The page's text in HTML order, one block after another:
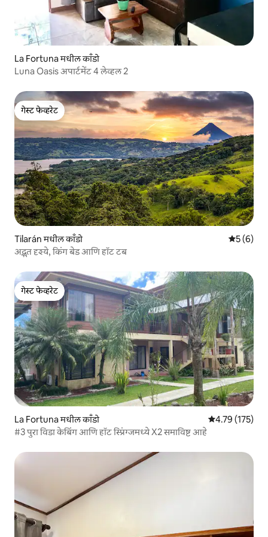
La Fortuna मधील काँडो
Luna Oasis अपार्टमेंट 4 लेव्हल 2
गेस्ट फेव्हरेट
गेस्ट फेव्हरेट
Tilarán मधील काँडो 5 पैकी 5
5 (6)
अद्भुत दृश्ये, किंग बेड आणि हॉट टब
गेस्ट फेव्हरेट
गेस्ट फेव्हरेट
La Fortuna मधील काँडो 5 पैकी 4.79
4.79 (175)
#3 पुरा विडा केबिंग आणि हॉट स्प्रिंग्जमध्ये X2 समाविष्ट आहे